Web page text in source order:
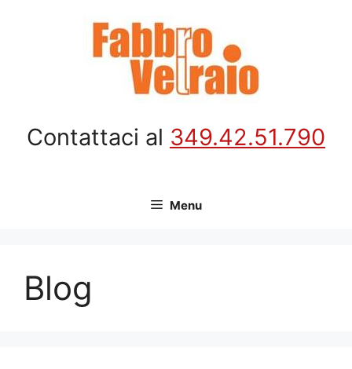
Contattaci al 349.42.51.790
Menu
Blog